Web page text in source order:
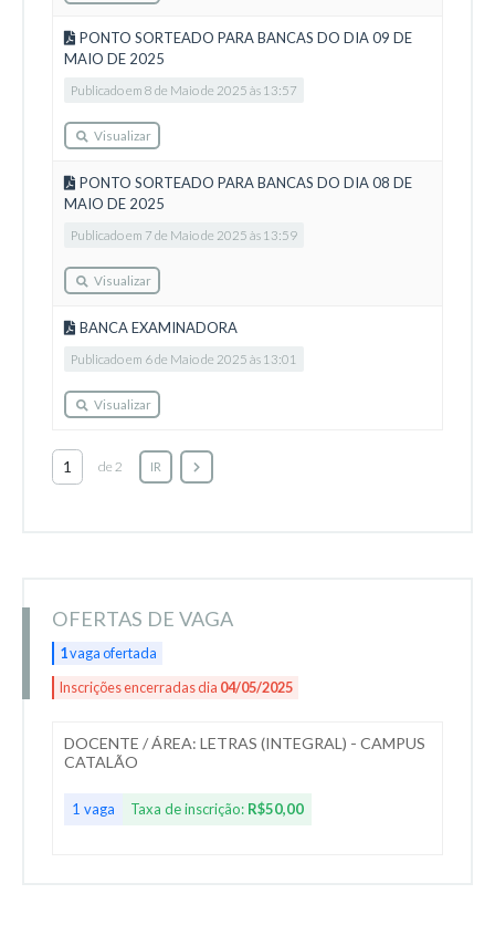
PONTO SORTEADO PARA BANCAS DO DIA 09 DE
MAIO DE 2025
Publicado em 8 de Maio de 2025 às 13:57
Visualizar
PONTO SORTEADO PARA BANCAS DO DIA 08 DE
MAIO DE 2025
Publicado em 7 de Maio de 2025 às 13:59
Visualizar
BANCA EXAMINADORA
Publicado em 6 de Maio de 2025 às 13:01
Visualizar
de 2 IR
OFERTAS DE VAGA
1vaga ofertada
Inscrições encerradas dia 04/05/2025
DOCENTE / ÁREA: LETRAS (INTEGRAL) - CAMPUS
CATALÃO
1 vaga Taxa de inscrição: R$50,00